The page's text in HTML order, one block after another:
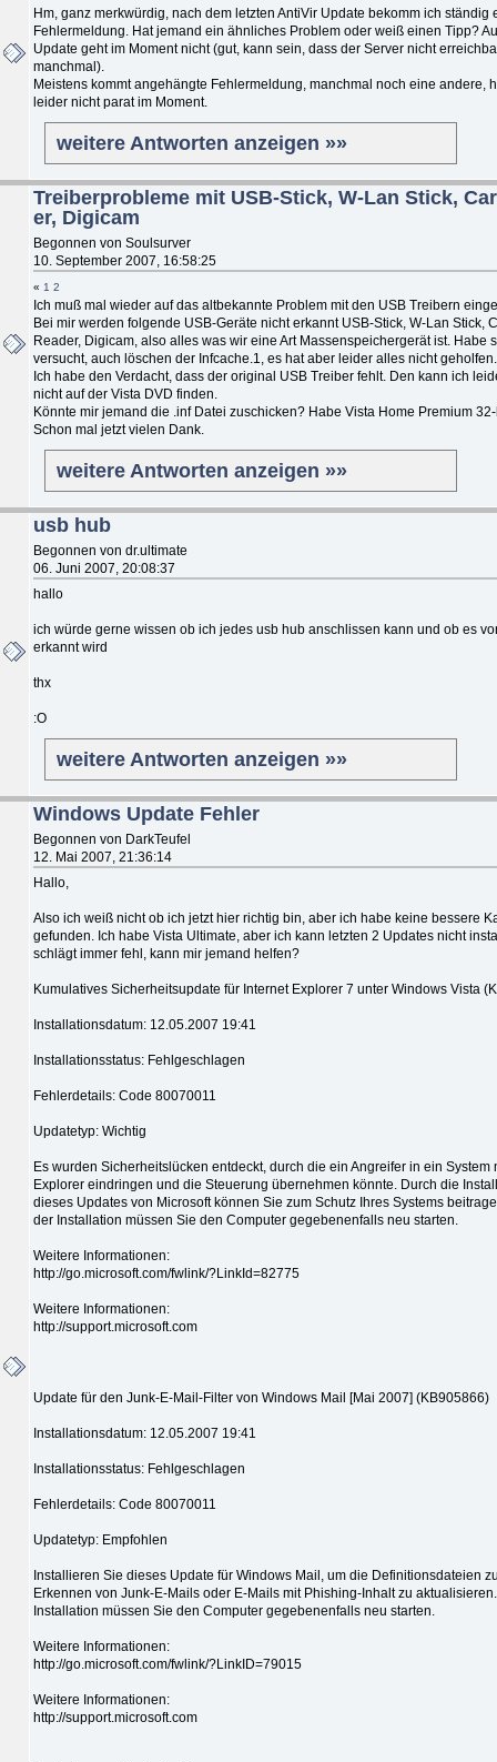
Hm, ganz merkwürdig, nach dem letzten AntiVir Update bekomm ich ständig
Fehlermeldung. Hat jemand ein ähnliches Problem oder weiß einen Tipp?
Update geht im Moment nicht (gut, kann sein, dass der Server nicht
manchmal).
Meistens kommt angehängte Fehlermeldung, manchmal noch eine andere,
leider nicht parat im Moment.
weitere Antworten anzeigen »»
Treiberprobleme mit USB-Stick, W-Lan Stick,
er, Digicam
Begonnen von Soulsurver
10. September 2007, 16:58:25
« 1 2
Ich muß mal wieder auf das altbekannte Problem mit den USB Treibern
Bei mir werden folgende USB-Geräte nicht erkannt USB-Stick, W-Lan Stick,
Reader, Digicam, also alles was wir eine Art Massenspeichergerät ist. Habe
versucht, auch löschen der Infcache.1, es hat aber leider alles nicht geholfen.
Ich habe den Verdacht, dass der original USB Treiber fehlt. Den kann ich
nicht auf der Vista DVD finden.
Könnte mir jemand die .inf Datei zuschicken? Habe Vista Home Premium
Schon mal jetzt vielen Dank.
weitere Antworten anzeigen »»
usb hub
Begonnen von dr.ultimate
06. Juni 2007, 20:08:37
hallo
ich würde gerne wissen ob ich jedes usb hub anschlissen kann und ob es
erkannt wird
thx
:O
weitere Antworten anzeigen »»
Windows Update Fehler
Begonnen von DarkTeufel
12. Mai 2007, 21:36:14
Hallo,
Also ich weiß nicht ob ich jetzt hier richtig bin, aber ich habe keine bessere
gefunden. Ich habe Vista Ultimate, aber ich kann letzten 2 Updates nicht
schlägt immer fehl, kann mir jemand helfen?
Kumulatives Sicherheitsupdate für Internet Explorer 7 unter Windows Vista
Installationsdatum: ‎12.‎05.‎2007 19:41
Installationsstatus: Fehlgeschlagen
Fehlerdetails: Code 80070011
Updatetyp: Wichtig
Es wurden Sicherheitslücken entdeckt, durch die ein Angreifer in ein System
Explorer eindringen und die Steuerung übernehmen könnte. Durch die
dieses Updates von Microsoft können Sie zum Schutz Ihres Systems
der Installation müssen Sie den Computer gegebenenfalls neu starten.
Weitere Informationen:
http://go.microsoft.com/fwlink/?LinkId=82775
Weitere Informationen:
http://support.microsoft.com
Update für den Junk-E-Mail-Filter von Windows Mail [Mai 2007] (KB905866)
Installationsdatum: ‎12.‎05.‎2007 19:41
Installationsstatus: Fehlgeschlagen
Fehlerdetails: Code 80070011
Updatetyp: Empfohlen
Installieren Sie dieses Update für Windows Mail, um die Definitionsdateien
Erkennen von Junk-E-Mails oder E-Mails mit Phishing-Inhalt zu
Installation müssen Sie den Computer gegebenenfalls neu starten.
Weitere Informationen:
http://go.microsoft.com/fwlink/?LinkID=79015
Weitere Informationen:
http://support.microsoft.com